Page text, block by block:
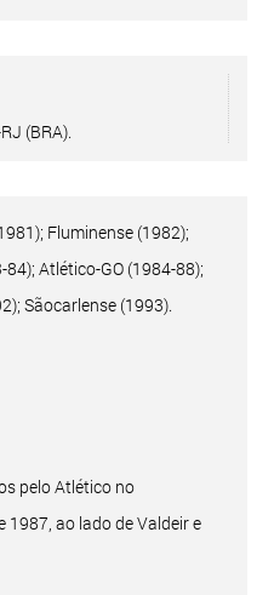
(BRA).
Fluminense (1982);
Atlético-GO (1984-88);
Sãocarlense (1993).
pelo Atlético no
1987, ao lado de Valdeir e